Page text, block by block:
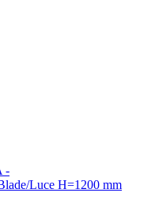
-
Luce H=1200 mm